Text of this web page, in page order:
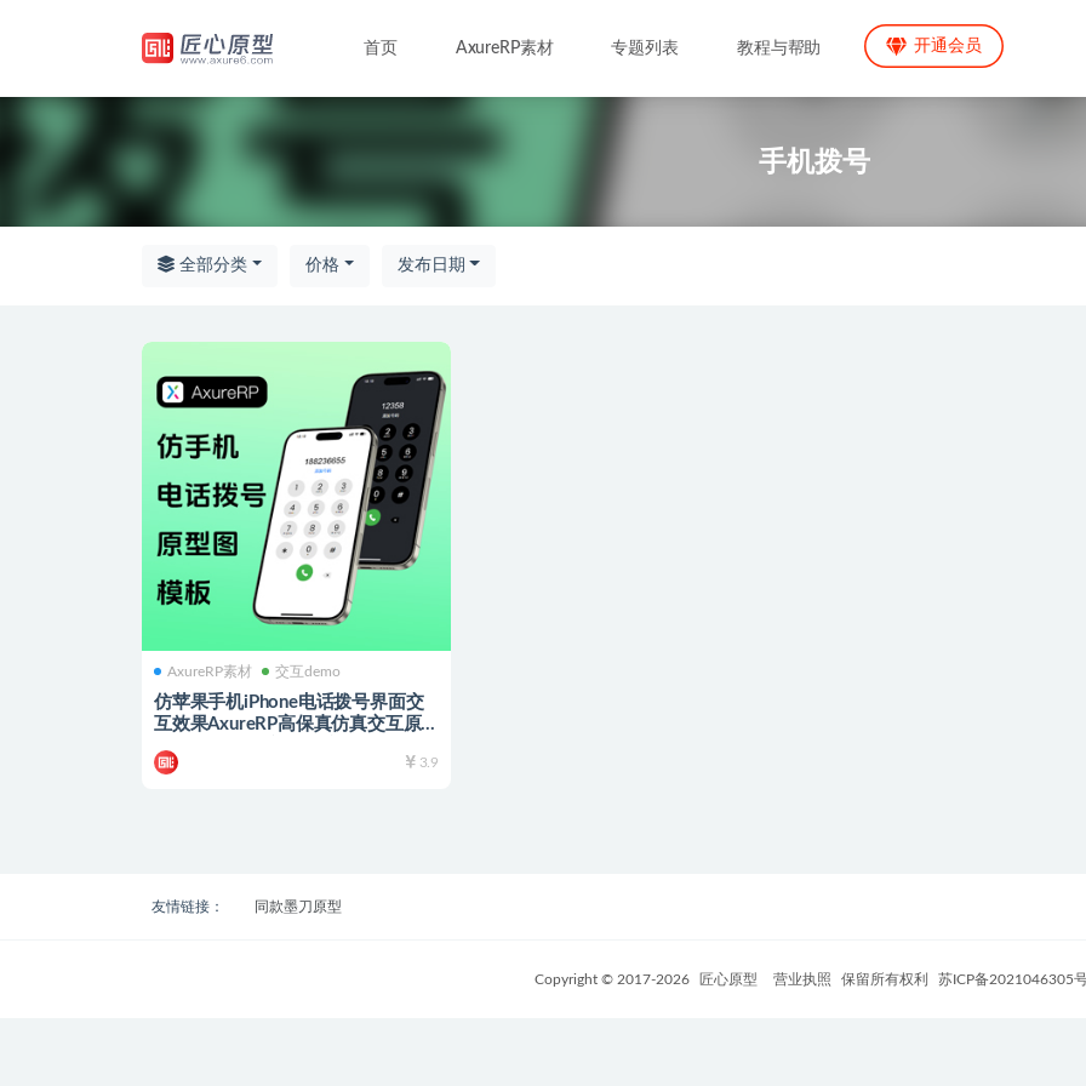
首页 AxureRP素材 专题列表 教程与帮助 开通会员
手机拨号
全部分类 价格 发布日期
AxureRP素材 交互demo
仿苹果手机iPhone电话拨号界面交
互效果AxureRP高保真仿真交互原
型图模板 rp源文件可编辑修改
3.9
友情链接： 同款墨刀原型
Copyright © 2017-2026 匠心原型 营业执照 保留所有权利 苏ICP备2021046305